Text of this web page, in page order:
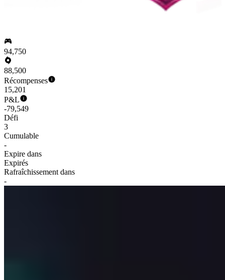
94,750
88,500
Récompenses
15,201
P&L
-79,549
Défi
3
Cumulable
-
Expire dans
Expirés
Rafraîchissement dans
-